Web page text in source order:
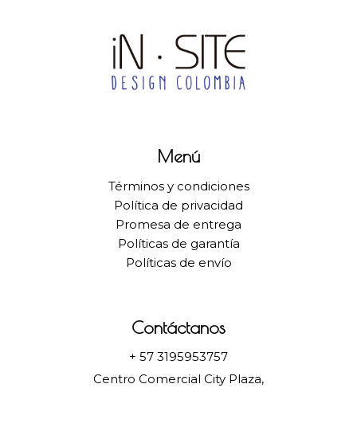
Menú
Términos y condiciones
Política de privacidad
Promesa de entrega
Políticas de garantía
Políticas de envío
Contáctanos
+ 57 3195953757
Centro Comercial City Plaza,